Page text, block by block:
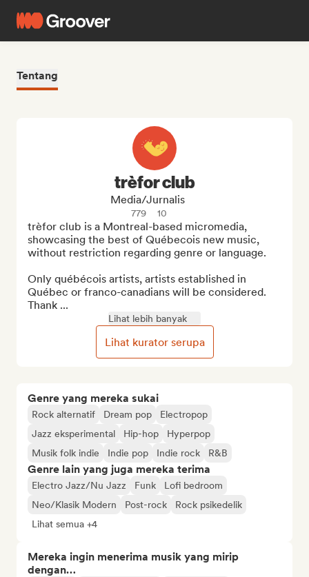
Tentang
Genre yang mereka sukai
Rock alternatif Dream pop
Electropop
Jazz eksperimental
Hip-hop
Hyperpop
Musik folk indie
Indie pop Indie rock R&B
Genre lain yang juga mereka terima
Electro Jazz/Nu Jazz Funk
Lofi bedroom
Neo/Klasik Modern
Post-rock
Rock psikedelik
Lihat semua +4
Mereka ingin menerima musik yang mirip
dengan…
trèfor club
Media/Jurnalis
779 10
trèfor club is a Montreal-based micromedia,
showcasing the best of Québecois new music,
without restriction regarding genre or language.
Only québécois artists, artists established in
Québec or franco-canadians will be considered.
Thank ...
Lihat lebih banyak
Lihat kurator serupa